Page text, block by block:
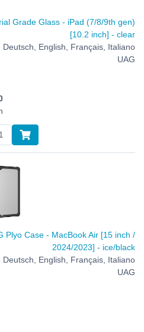
Grade Glass - iPad (7/8/9th gen)
[10.2 inch] - clear
Deutsch, English, Français, Italiano
UAG
Plyo Case - MacBook Air [15 inch /
2024/2023] - ice/black
Deutsch, English, Français, Italiano
UAG